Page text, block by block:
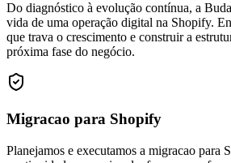
Do diagnóstico à evolução contínua, a
vida de uma operação digital na Shopify.
que trava o crescimento e construir a
próxima fase do negócio.
Migracao para Shopify
Planejamos e executamos a migracao para